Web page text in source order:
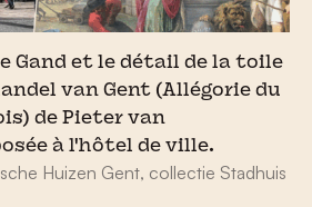
Gand et le détail de la toile
van Gent (Allégorie du
de Pieter van
à l'hôtel de ville.
Huizen Gent, collectie Stadhuis